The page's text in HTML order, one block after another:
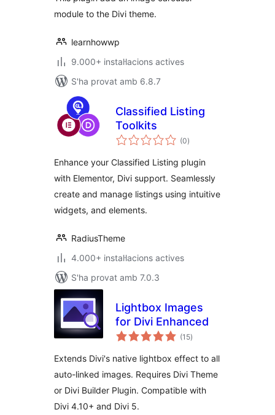
module to the Divi theme.
learnhowwp
9.000+ instal·lacions actives
S'ha provat amb 6.8.7
Classified Listing
Toolkits
(0puntuacions
totals
)
Enhance your Classified Listing plugin
with Elementor, Divi support. Seamlessly
create and manage listings using intuitive
widgets, and elements.
RadiusTheme
4.000+ instal·lacions actives
S'ha provat amb 7.0.3
Lightbox Images
for Divi Enhanced
(15puntuacions
totals
)
Extends Divi's native lightbox effect to all
auto-linked images. Requires Divi Theme
or Divi Builder Plugin. Compatible with
Divi 4.10+ and Divi 5.